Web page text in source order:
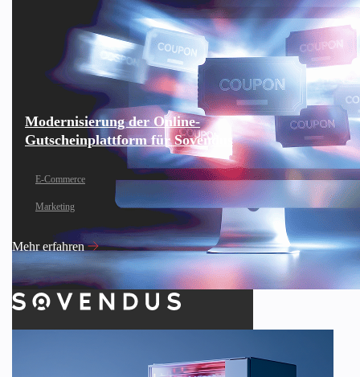
Modernisierung der Online-
Gutscheinplattform für Sovendus
E-Commerce
Marketing
Mehr erfahren